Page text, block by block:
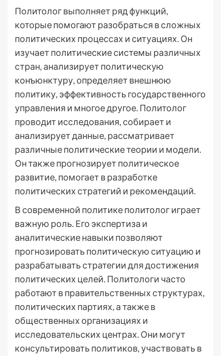
Политолог выполняет ряд функций,
которые помогают разобраться в сложных
политических процессах и ситуациях. Он
изучает политические системы различных
стран, анализирует политическую
конъюнктуру, определяет внешнюю
политику, эффективность государственного
управления и многое другое. Политолог
проводит исследования, собирает и
анализирует данные, рассматривает
различные политические теории и модели.
Он также прогнозирует политическое
развитие, помогает в разработке
политических стратегий и рекомендаций.
В современной политике политолог играет
важную роль. Его экспертиза и
аналитические навыки позволяют
прогнозировать политическую ситуацию и
разрабатывать стратегии для достижения
политических целей. Политологи часто
работают в правительственных структурах,
политических партиях, а также в
общественных организациях и
исследовательских центрах. Они могут
консультировать политиков, участвовать в